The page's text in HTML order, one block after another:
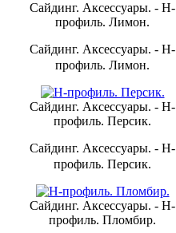
Сайдинг. Аксессуары. - H-
профиль. Лимон.
Сайдинг. Аксессуары. - H-
профиль. Лимон.
Сайдинг. Аксессуары. - H-
профиль. Персик.
Сайдинг. Аксессуары. - H-
профиль. Персик.
Сайдинг. Аксессуары. - H-
профиль. Пломбир.